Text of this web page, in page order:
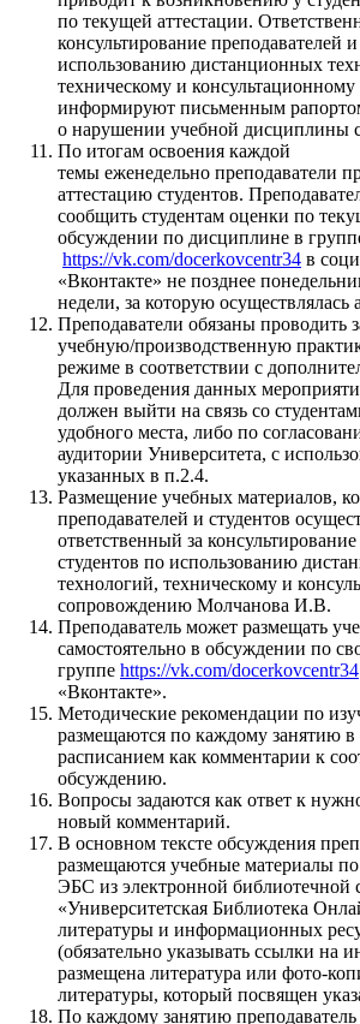
по текущей аттестации.
консультирование преподавателей
использованию дистанционных
техническому и
информируют письменным
о нарушении учебной дисциплины
По итогам освоения каждой
темы еженедельно преподаватели
аттестацию студентов.
сообщить студентам оценки по
обсуждении по дисциплине в
https://vk.com/docerkovcentr34 в
«Вконтакте» не позднее
недели, за которую осуществлялась
Преподаватели обязаны проводить
учебную/производственную
режиме в соответствии с
Для проведения данных
должен выйти на связь со
удобного места, либо по
аудитории Университета, с
указанных в п.2.4.
Размещение учебных материалов,
преподавателей и студентов
ответственный за
студентов по использованию
технологий, техническому и
сопровождению Молчанова И.В.
Преподаватель может размещать
самостоятельно в обсуждении по
группе https://vk.com/docerkovcentr34
«Вконтакте».
Методические рекомендации по
размещаются по каждому занятию в
расписанием как комментарии к
обсуждению.
Вопросы задаются как ответ к
новый комментарий.
В основном тексте обсуждения
размещаются учебные материалы
ЭБС из электронной библиотечной
«Университетская Библиотека
литературы и информационных
(обязательно указывать ссылки на
размещена литература или фото-
литературы, который посвящен
По каждому занятию преподаватель